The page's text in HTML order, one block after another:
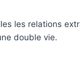
les relations
double vie.